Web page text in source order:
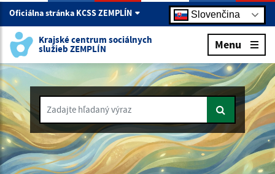
Oficiálna stránka KCSS ZEMPLÍN Slovenčina
Krajské centrum sociálnych
služieb ZEMPLÍN Menu
Zadajte hľadaný výraz